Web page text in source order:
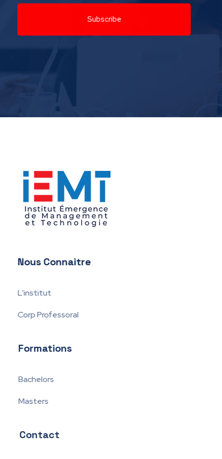
Nous Connaitre
L'institut
Corp Professoral
Formations
Bachelors
Masters
Contact